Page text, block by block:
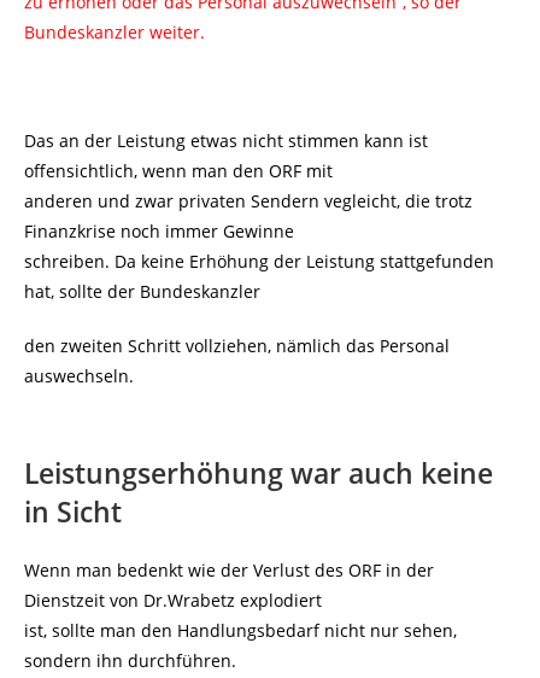
Bundeskanzler weiter.
Das an der Leistung etwas nicht stimmen kann ist
offensichtlich, wenn man den ORF mit
anderen und zwar privaten Sendern vegleicht, die trotz
Finanzkrise noch immer Gewinne
schreiben. Da keine Erhöhung der Leistung stattgefunden
hat, sollte der Bundeskanzler
den zweiten Schritt vollziehen, nämlich das Personal
auswechseln.
Leistungserhöhung war auch keine
in Sicht
Wenn man bedenkt wie der Verlust des ORF in der
Dienstzeit von Dr.Wrabetz explodiert
ist, sollte man den Handlungsbedarf nicht nur sehen,
sondern ihn durchführen.